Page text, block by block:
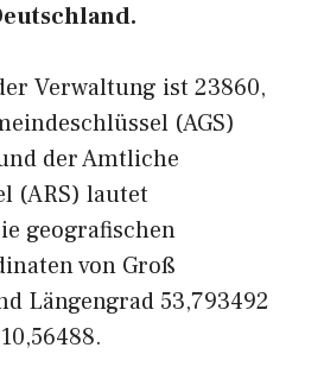
Verwaltung ist 23860,
(AGS)
der Amtliche
(ARS) lautet
geografischen
von Groß
Längengrad 53,793492